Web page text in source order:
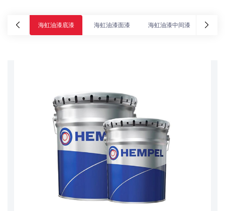
海虹油漆底漆 海虹油漆面漆 海虹油漆中间漆 海虹油